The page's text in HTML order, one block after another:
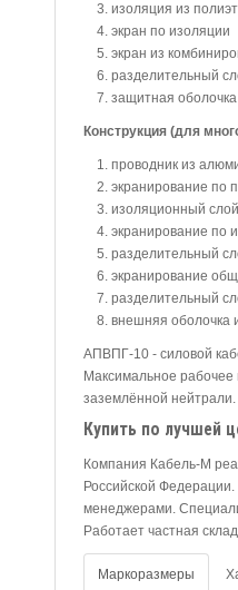
изоляция из
экран по изоляции
экран из
разделительный
защитная
Конструкция (для
проводник из
экранирование по
изоляционный
экранирование по
разделительный
экранирование
разделительный
внешняя оболочка
АПВПГ-10 - силовой
Максимальное
заземлённой
Купить по лучшей
Компания Кабель-М
Российской
менеджерами.
Работает частная
Маркоразмеры